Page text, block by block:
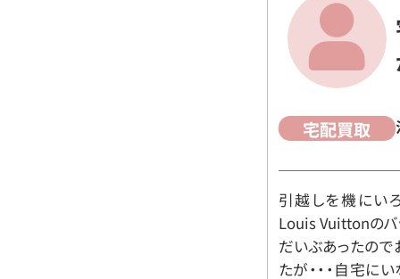
宅配買取
引越しを機にい
Louis Vuittonのバ
だいぶあったので
たが・・・自宅に